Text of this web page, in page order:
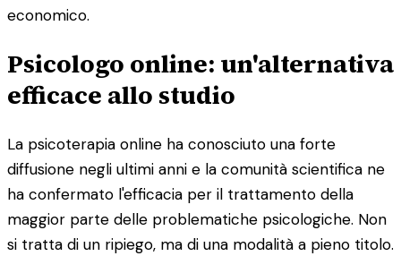
economico.
Psicologo online: un'alternativa
efficace allo studio
La psicoterapia online ha conosciuto una forte
diffusione negli ultimi anni e la comunità scientifica ne
ha confermato l'efficacia per il trattamento della
maggior parte delle problematiche psicologiche. Non
si tratta di un ripiego, ma di una modalità a pieno titolo.